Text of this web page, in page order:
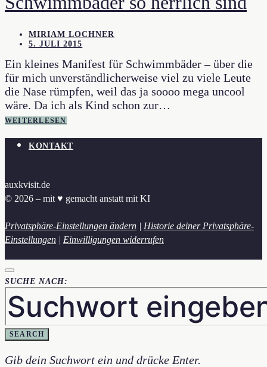
MIRIAM LOCHNER
5. JULI 2015
Ein kleines Manifest für Schwimmbäder – über die
für mich unverständlicherweise viel zu viele Leute
die Nase rümpfen, weil das ja soooo mega uncool
wäre. Da ich als Kind schon zur…
WEITERLESEN
KONTAKT
auxkvisit.de
© 2026 – mit ♥︎ gemacht anstatt mit KI
Privatsphäre-Einstellungen ändern | Historie deiner Privatsphäre-
Einstellungen | Einwilligungen widerrufen
SUCHE NACH:
SEARCH
Gib dein Suchwort ein und drücke Enter.